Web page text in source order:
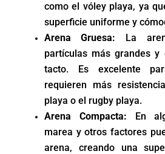
como el vóley playa, ya
superficie uniforme y
Arena Gruesa: La
partículas más grandes
tacto. Es excelente
requieren más
playa o el rugby playa.
Arena Compacta: En
marea y otros factores
arena, creando una